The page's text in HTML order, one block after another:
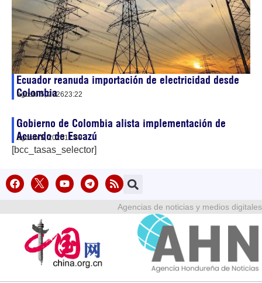
Ecuador reanuda importación de electricidad desde
Colombia
agosto 5, 202623:22
Gobierno de Colombia alista implementación de
Acuerdo de Escazú
agosto 5, 202617:49
[bcc_tasas_selector]
Agencias de noticias y medios digitales